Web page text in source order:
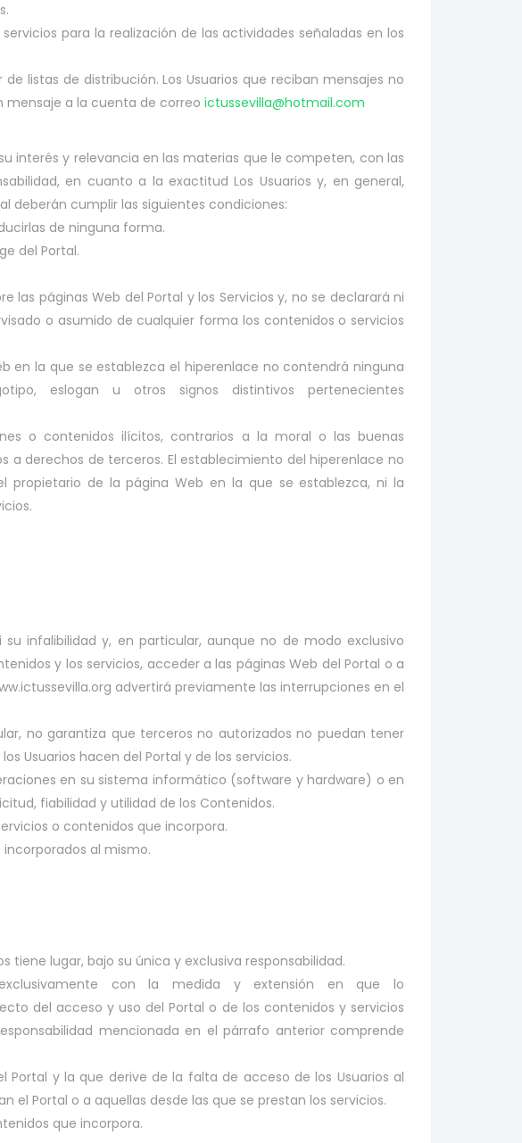
para la realización de las actividades señaladas en los
listas de distribución. Los Usuarios que reciban mensajes no
mensaje a la cuenta de correo ictussevilla@hotmail.com
interés y relevancia en las materias que le competen, con las
en cuanto a la exactitud Los Usuarios y, en general,
deberán cumplir las siguientes condiciones:
de ninguna forma.
del Portal.
páginas Web del Portal y los Servicios y, no se declarará ni
o asumido de cualquier forma los contenidos o servicios
en la que se establezca el hiperenlace no contendrá ninguna
eslogan u otros signos distintivos pertenecientes
o contenidos ilícitos, contrarios a la moral o las buenas
derechos de terceros. El establecimiento del hiperenlace no
propietario de la página Web en la que se establezca, ni la
infalibilidad y, en particular, aunque no de modo exclusivo
y los servicios, acceder a las páginas Web del Portal o a
advertirá previamente las interrupciones en el
no garantiza que terceros no autorizados no puedan tener
Usuarios hacen del Portal y de los servicios.
en su sistema informático (software y hardware) o en
fiabilidad y utilidad de los Contenidos.
o contenidos que incorpora.
al mismo.
tiene lugar, bajo su única y exclusiva responsabilidad.
con la medida y extensión en que lo
del acceso y uso del Portal o de los contenidos y servicios
mencionada en el párrafo anterior comprende
y la que derive de la falta de acceso de los Usuarios al
el Portal o a aquellas desde las que se prestan los servicios.
que incorpora.